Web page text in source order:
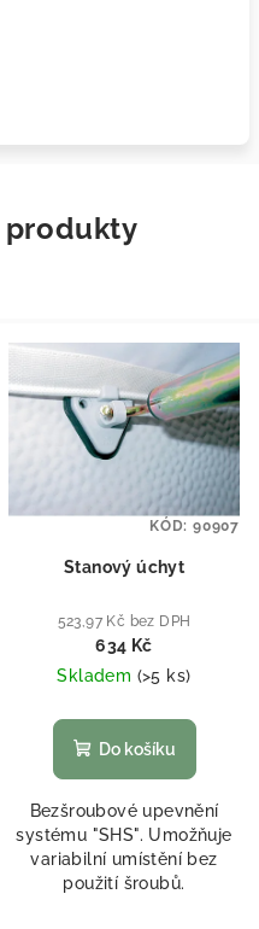
Stanový úchyt
523,97 Kč bez DPH
634 Kč
Skladem (>5 ks)
Do košíku
Bezšroubové upevnění
systému "SHS". Umožňuje
variabilní umístění bez
použití šroubů.
KÓD: 90907